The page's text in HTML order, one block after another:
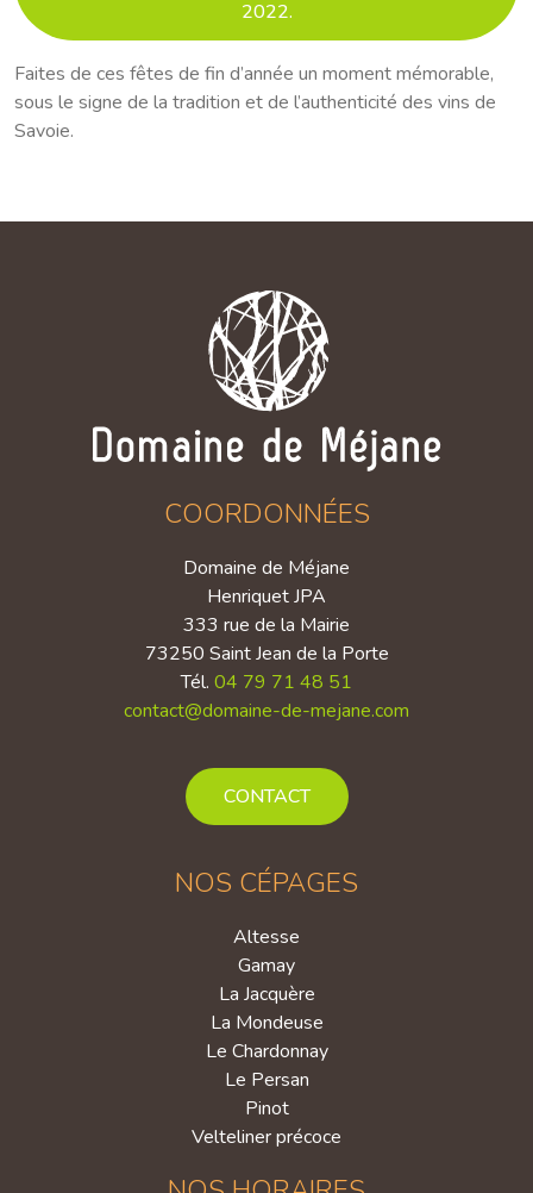
2022.
Faites de ces fêtes de fin d’année un moment mémorable,
sous le signe de la tradition et de l’authenticité des vins de
Savoie.
COORDONNÉES
Domaine de Méjane
Henriquet JPA
333 rue de la Mairie
73250 Saint Jean de la Porte
Tél. 04 79 71 48 51
contact@domaine-de-mejane.com
CONTACT
NOS CÉPAGES
Altesse
Gamay
La Jacquère
La Mondeuse
Le Chardonnay
Le Persan
Pinot
Velteliner précoce